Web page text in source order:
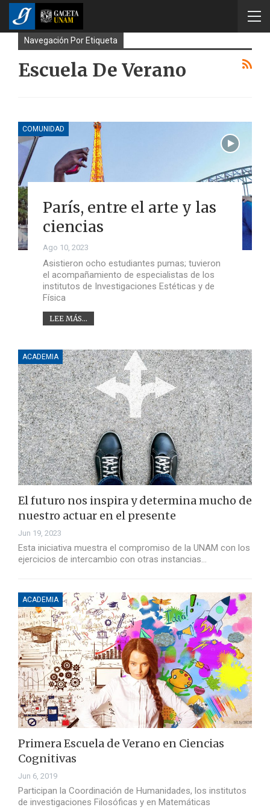
Navegación Por Etiqueta
Escuela De Verano
COMUNIDAD
París, entre el arte y las
ciencias
Ago 10, 2023
Asistieron ocho estudiantes pumas; tuvieron
el acompañamiento de especialistas de los
institutos de Investigaciones Estéticas y de
Física
LEE MÁS...
ACADEMIA
El futuro nos inspira y determina mucho de
nuestro actuar en el presente
Jun 19, 2023
Esta iniciativa muestra el compromiso de la UNAM con los
ejercicios de intercambio con otras instancias…
ACADEMIA
Primera Escuela de Verano en Ciencias
Cognitivas
Jun 6, 2019
Participan la Coordinación de Humanidades, los institutos
de investigaciones Filosóficas y en Matemáticas